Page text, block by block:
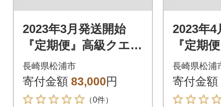
2023年3月発送開始
『定期便』高級クエと
高級とらふぐ「毎月
お届け」Aコース全3
回
長崎県松浦市
寄付金額 83,000円
（0件）
2023年4
『定期
高級と
お届け
回
長崎県松浦
寄付金額